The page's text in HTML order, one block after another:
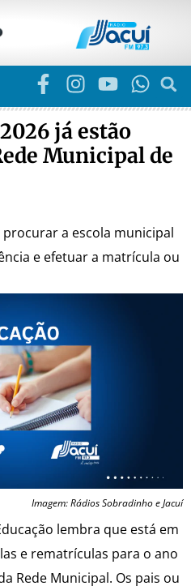
já estão
Municipal de
a escola municipal
e efetuar a matrícula ou
Imagem: Rádios Sobradinho e Jacuí
lembra que está em
e rematrículas para o ano
Rede Municipal. Os pais ou